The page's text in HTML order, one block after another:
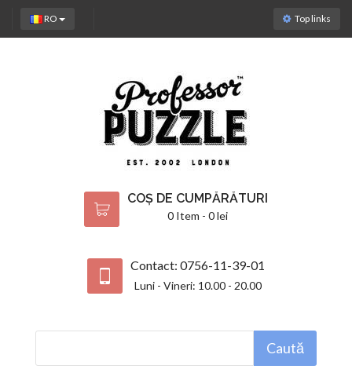
Top links
RO
COȘ DE CUMPĂRĂTURI
0 Item - 0 lei
Contact: 0756-11-39-01
Luni - Vineri: 10.00 - 20.00
Caută